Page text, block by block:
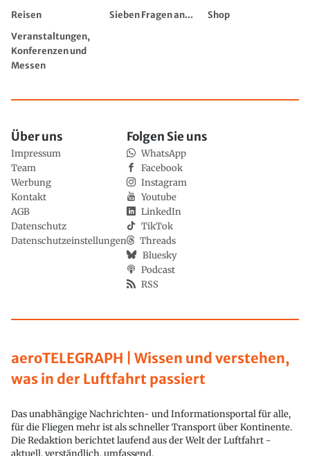
Reisen
Sieben Fragen an...
Shop
Veranstaltungen,
Konferenzen und
Messen
aeroTELEGRAPH | Wissen und verstehen,
was in der Luftfahrt passiert
Das unabhängige Nachrichten- und Informationsportal für alle,
für die Fliegen mehr ist als schneller Transport über Kontinente.
Die Redaktion berichtet laufend aus der Welt der Luftfahrt -
aktuell, verständlich, umfassend.
Über uns
Impressum
Team
Werbung
Kontakt
AGB
Datenschutz
Datenschutzeinstellungen
Folgen Sie uns
WhatsApp
Facebook
Instagram
Youtube
LinkedIn
TikTok
Threads
Bluesky
Podcast
RSS